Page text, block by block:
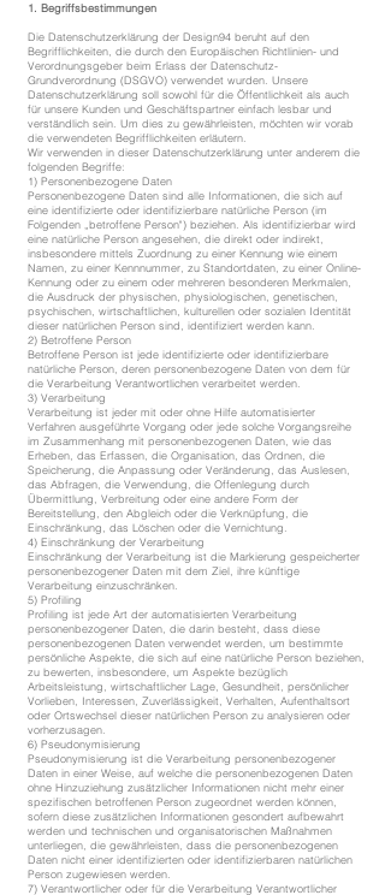
1. Begriffsbestimmungen
Die Datenschutzerklärung der Design94 beruht auf den
Begrifflichkeiten, die durch den Europäischen Richtlinien- und
Verordnungsgeber beim Erlass der Datenschutz-
Grundverordnung (DSGVO) verwendet wurden. Unsere
Datenschutzerklärung soll sowohl für die Öffentlichkeit als auch
für unsere Kunden und Geschäftspartner einfach lesbar und
verständlich sein. Um dies zu gewährleisten, möchten wir vorab
die verwendeten Begrifflichkeiten erläutern.
Wir verwenden in dieser Datenschutzerklärung unter anderem die
folgenden Begriffe:
1) Personenbezogene Daten
Personenbezogene Daten sind alle Informationen, die sich auf
eine identifizierte oder identifizierbare natürliche Person (im
Folgenden „betroffene Person") beziehen. Als identifizierbar wird
eine natürliche Person angesehen, die direkt oder indirekt,
insbesondere mittels Zuordnung zu einer Kennung wie einem
Namen, zu einer Kennnummer, zu Standortdaten, zu einer Online-
Kennung oder zu einem oder mehreren besonderen Merkmalen,
die Ausdruck der physischen, physiologischen, genetischen,
psychischen, wirtschaftlichen, kulturellen oder sozialen Identität
dieser natürlichen Person sind, identifiziert werden kann.
2) Betroffene Person
Betroffene Person ist jede identifizierte oder identifizierbare
natürliche Person, deren personenbezogene Daten von dem für
die Verarbeitung Verantwortlichen verarbeitet werden.
3) Verarbeitung
Verarbeitung ist jeder mit oder ohne Hilfe automatisierter
Verfahren ausgeführte Vorgang oder jede solche Vorgangsreihe
im Zusammenhang mit personenbezogenen Daten, wie das
Erheben, das Erfassen, die Organisation, das Ordnen, die
Speicherung, die Anpassung oder Veränderung, das Auslesen,
das Abfragen, die Verwendung, die Offenlegung durch
Übermittlung, Verbreitung oder eine andere Form der
Bereitstellung, den Abgleich oder die Verknüpfung, die
Einschränkung, das Löschen oder die Vernichtung.
4) Einschränkung der Verarbeitung
Einschränkung der Verarbeitung ist die Markierung gespeicherter
personenbezogener Daten mit dem Ziel, ihre künftige
Verarbeitung einzuschränken.
5) Profiling
Profiling ist jede Art der automatisierten Verarbeitung
personenbezogener Daten, die darin besteht, dass diese
personenbezogenen Daten verwendet werden, um bestimmte
persönliche Aspekte, die sich auf eine natürliche Person beziehen,
zu bewerten, insbesondere, um Aspekte bezüglich
Arbeitsleistung, wirtschaftlicher Lage, Gesundheit, persönlicher
Vorlieben, Interessen, Zuverlässigkeit, Verhalten, Aufenthaltsort
oder Ortswechsel dieser natürlichen Person zu analysieren oder
vorherzusagen.
6) Pseudonymisierung
Pseudonymisierung ist die Verarbeitung personenbezogener
Daten in einer Weise, auf welche die personenbezogenen Daten
ohne Hinzuziehung zusätzlicher Informationen nicht mehr einer
spezifischen betroffenen Person zugeordnet werden können,
sofern diese zusätzlichen Informationen gesondert aufbewahrt
werden und technischen und organisatorischen Maßnahmen
unterliegen, die gewährleisten, dass die personenbezogenen
Daten nicht einer identifizierten oder identifizierbaren natürlichen
Person zugewiesen werden.
7) Verantwortlicher oder für die Verarbeitung Verantwortlicher